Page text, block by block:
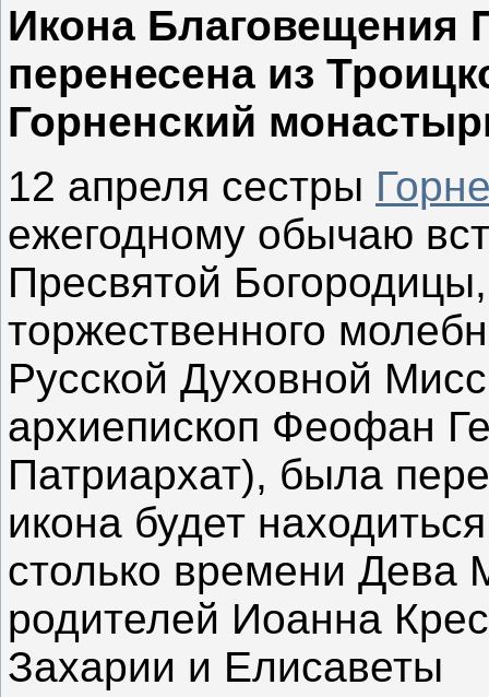
Икона Благовещения
перенесена из
Горненский
12 апреля сестры
ежегодному обычаю
Пресвятой
торжественного
Русской Духовной
архиепископ Феофан
Патриархат), была
икона будет
столько времени Дева
родителей Иоанна
Захарии и Елисаветы